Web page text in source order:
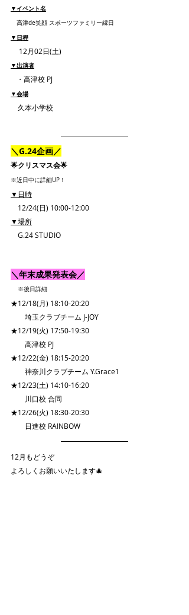
▼イベント名
高津de笑顔 スポーツファミリー縁日
▼日程
12月02日(土)
▼出演者
・高津校 PJ
▼会場
久本小学校
＼G.24企画／
🌟クリスマス会🌟
※近日中に詳細UP！
▼日時
12/24(日) 10:00-12:00
▼場所
G.24 STUDIO
＼年末成果発表会／
※後日詳細
★12/18(月) 18:10-20:20
埼玉クラブチーム J-JOY
★12/19(火) 17:50-19:30
高津校 PJ
★12/22(金) 18:15-20:20
神奈川クラブチーム Y.Grace1
★12/23(土) 14:10-16:20
川口校 合同
★12/26(火) 18:30-20:30
日進校 RAINBOW
12月もどうぞ
よろしくお願いいたします🎄